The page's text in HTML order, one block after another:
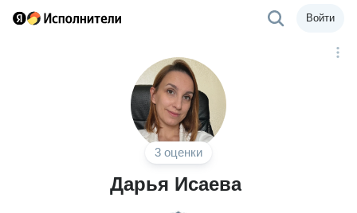
Войти
3 оценки
Дарья Исаева